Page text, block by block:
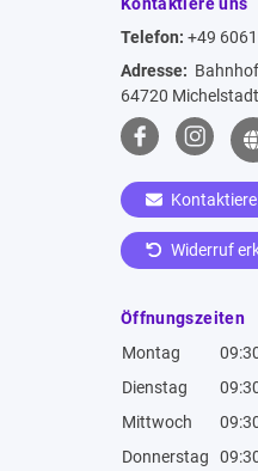
Telefon: +49
Adresse:
64720 Michelstadt
Widerruf
Öffnungszeiten
Montag
Dienstag
Mittwoch
Donnerstag